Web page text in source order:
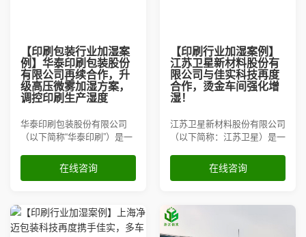
空调机组加湿案例
喷雾降尘案例
喷雾降温案例
喷雾造景案例
【印刷包装行业加湿案
例】华泰印刷包装股份
有限公司再续合作，升
级高压微雾加湿方案，
调控印刷生产湿度
华泰印刷包装股份有限公司
（以下简称“华泰印刷”）是一
制品制造的领先企业。公司业
务涵盖各类包装盒的设计、印
苛的要求，尤其在涉及
在线咨询
【印刷行业加湿案例】
江苏卫星新材料股份有
限公司与佳实科技再度
合作，烫金车间强化增
湿！
江苏卫星新材料股份有限公司
（以下简称：江苏卫星）是一
口,新材料技术研发等业务的
公司，成立于2002年。一家
要生产印刷烟用接装纸、烫金
烟用接装纸、激光打孔烟用接
在线咨询